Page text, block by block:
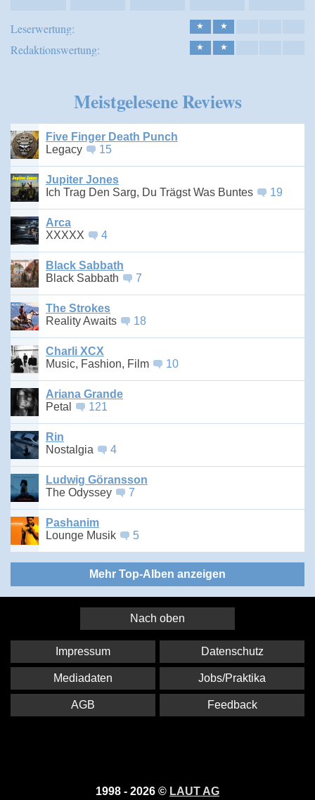
Leserwertung: ★ ★
Redaktionswertung: ★ ★
Meistgelesene Reviews
Five Finger Death Punch
Legacy
15
Jupiter Jones
Ich Trag Den Sarg, Du Trägst Was Buntes
19
Arca
XXXXX
4
Black Sabbath
Black Sabbath
7
The Strokes
Reality Awaits
18
Charli XCX
Music, Fashion, Film
10
Ariana Grande
Petal
121
Rin
Nostalgia
4
Ludwig Göransson
The Odyssey
7
Pashanim
Lounge Musik
5
Mehr Top-Alben anzeigen
Nach oben
1998 - 2026 © LAUT AG
Impressum Datenschutz
Mediadaten Jobs/Praktika
AGB Feedback